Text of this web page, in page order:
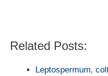
Related Posts:
Leptospermum,